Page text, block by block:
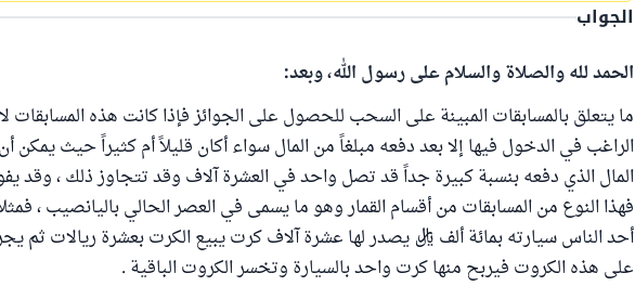
الجواب
الحمد لله والصلاة والسلام على رسول الله، وبعد:
ما يتعلق بالمسابقات المبينة على السحب للحصول على الجوائز فإذا كانت هذه المسابقات
الراغب في الدخول فيها إلا بعد دفعه مبلغاً من المال سواء أكان قليلاً أم كثيراً حيث يمكن
المال الذي دفعه بنسبة كبيرة جداً قد تصل واحد في العشرة آلاف وقد تتجاوز ذلك ، وقد
فهذا النوع من المسابقات من أقسام القمار وهو ما يسمى في العصر الحالي باليانصيب ،
أحد الناس سيارته بمائة ألف ريال يصدر لها عشرة آلاف كرت يبيع الكرت بعشرة ريالات ثم
على هذه الكروت فيربح منها كرت واحد بالسيارة وتخسر الكروت الباقية .